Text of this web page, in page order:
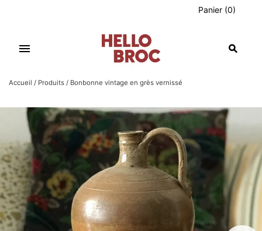
Panier (0)
Accueil / Produits / Bonbonne vintage en grès vernissé
View Cart